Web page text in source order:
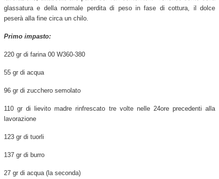
glassatura e della normale perdita di peso in fase di cottura, il dolce
peserà alla fine circa un chilo.
Primo impasto:
220 gr di farina 00 W360-380
55 gr di acqua
96 gr di zucchero semolato
110 gr di lievito madre rinfrescato tre volte nelle 24ore precedenti alla
lavorazione
123 gr di tuorli
137 gr di burro
27 gr di acqua (la seconda)